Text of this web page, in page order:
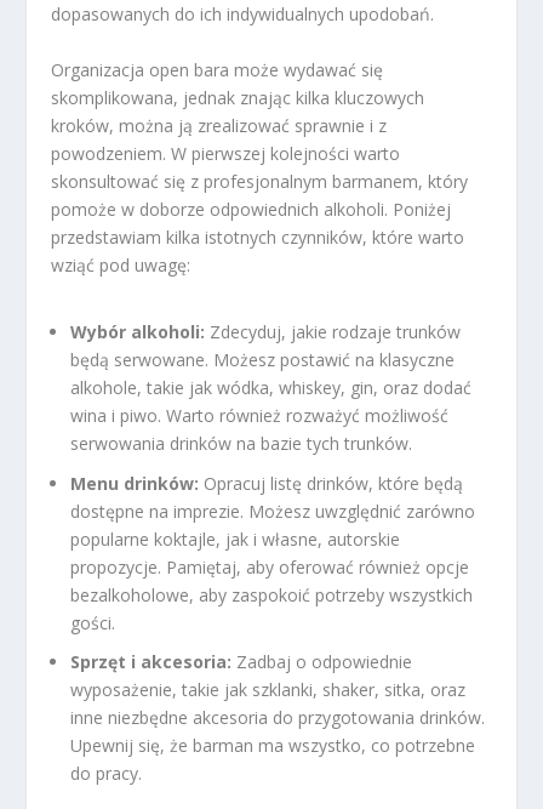
dopasowanych do ich indywidualnych upodobań.
Organizacja open bara może wydawać się
skomplikowana, jednak znając kilka kluczowych
kroków, można ją zrealizować sprawnie i z
powodzeniem. W pierwszej kolejności warto
skonsultować się z profesjonalnym barmanem, który
pomoże w doborze odpowiednich alkoholi. Poniżej
przedstawiam kilka istotnych czynników, które warto
wziąć pod uwagę:
Wybór alkoholi: Zdecyduj, jakie rodzaje trunków
będą serwowane. Możesz postawić na klasyczne
alkohole, takie jak wódka, whiskey, gin, oraz dodać
wina i piwo. Warto również rozważyć możliwość
serwowania drinków na bazie tych trunków.
Menu drinków: Opracuj listę drinków, które będą
dostępne na imprezie. Możesz uwzględnić zarówno
popularne koktajle, jak i własne, autorskie
propozycje. Pamiętaj, aby oferować również opcje
bezalkoholowe, aby zaspokoić potrzeby wszystkich
gości.
Sprzęt i akcesoria: Zadbaj o odpowiednie
wyposażenie, takie jak szklanki, shaker, sitka, oraz
inne niezbędne akcesoria do przygotowania drinków.
Upewnij się, że barman ma wszystko, co potrzebne
do pracy.